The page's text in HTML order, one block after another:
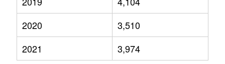
2020
3,510
2021
3,974